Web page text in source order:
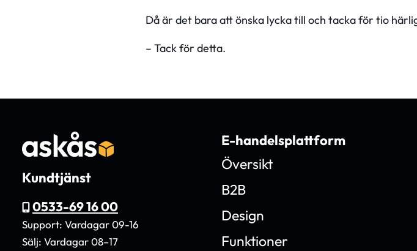
Då är det bara att önska lycka till och tacka för tio
– Tack för detta.
Kundtjänst
0533-69 16 00
Support: Vardagar 09-16
Sälj: Vardagar 08–17
E-handelsplattform
Översikt
B2B
Design
Funktioner